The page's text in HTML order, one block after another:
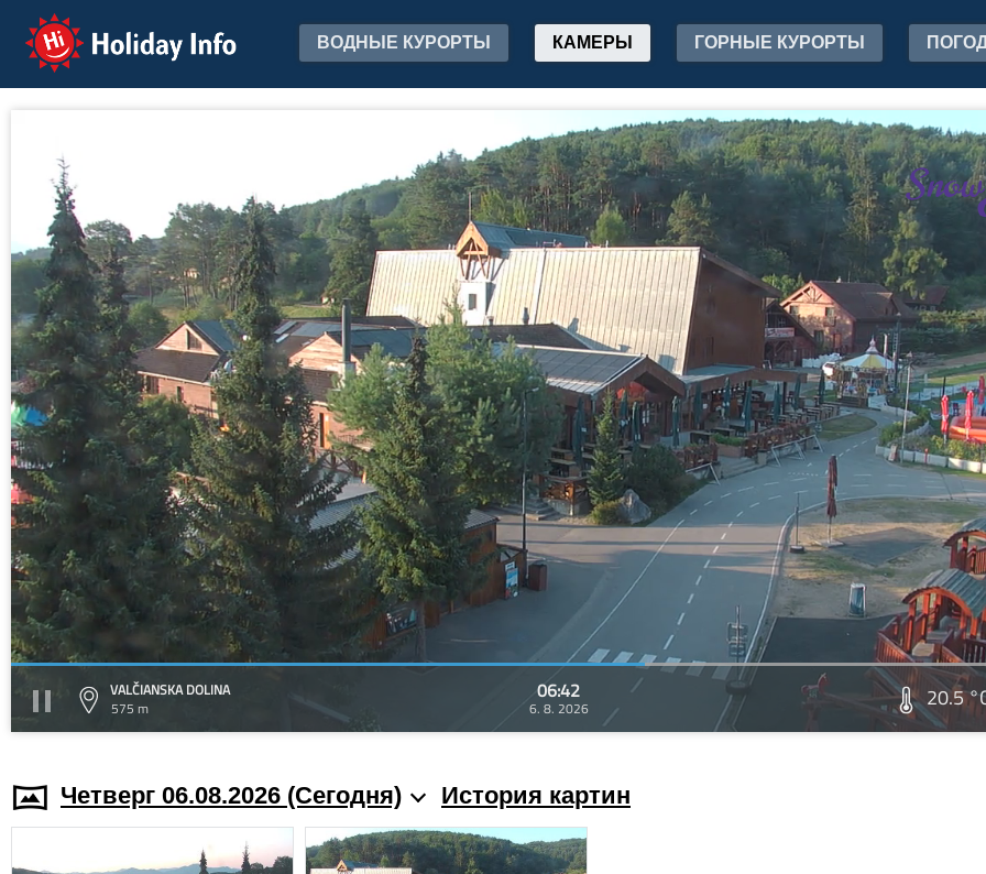
Holiday Info ВОДНЫЕ КУРОРТЫ КАМЕРЫ ГОРНЫЕ КУРОРТЫ
VALČIANSKA DOLINA
575 m
06:42
6. 8. 2026 20.5
Четверг 06.08.2026 (Cегодня) История картин